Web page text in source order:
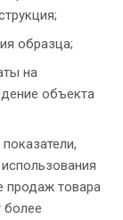
образца;
на
объекта
продаж товара
более